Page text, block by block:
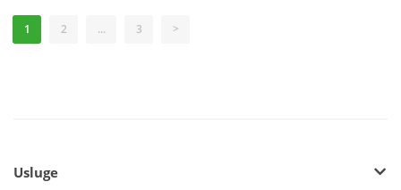
1 2 ... 3 >
Usluge